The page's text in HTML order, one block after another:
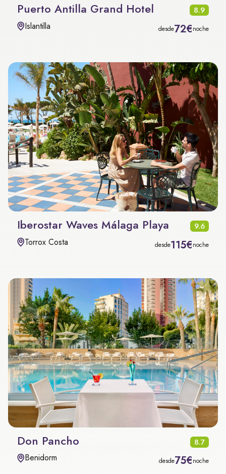
Puerto Antilla Grand Hotel 8.9
Islantilla desde72€noche
Iberostar Waves Málaga Playa 9.6
Torrox Costa desde115€noche
Don Pancho 8.7
Benidorm desde75€noche